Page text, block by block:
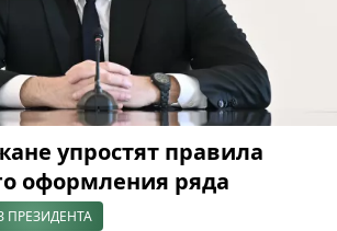
упростят правила
оформления ряда
ПРЕЗИДЕНТА